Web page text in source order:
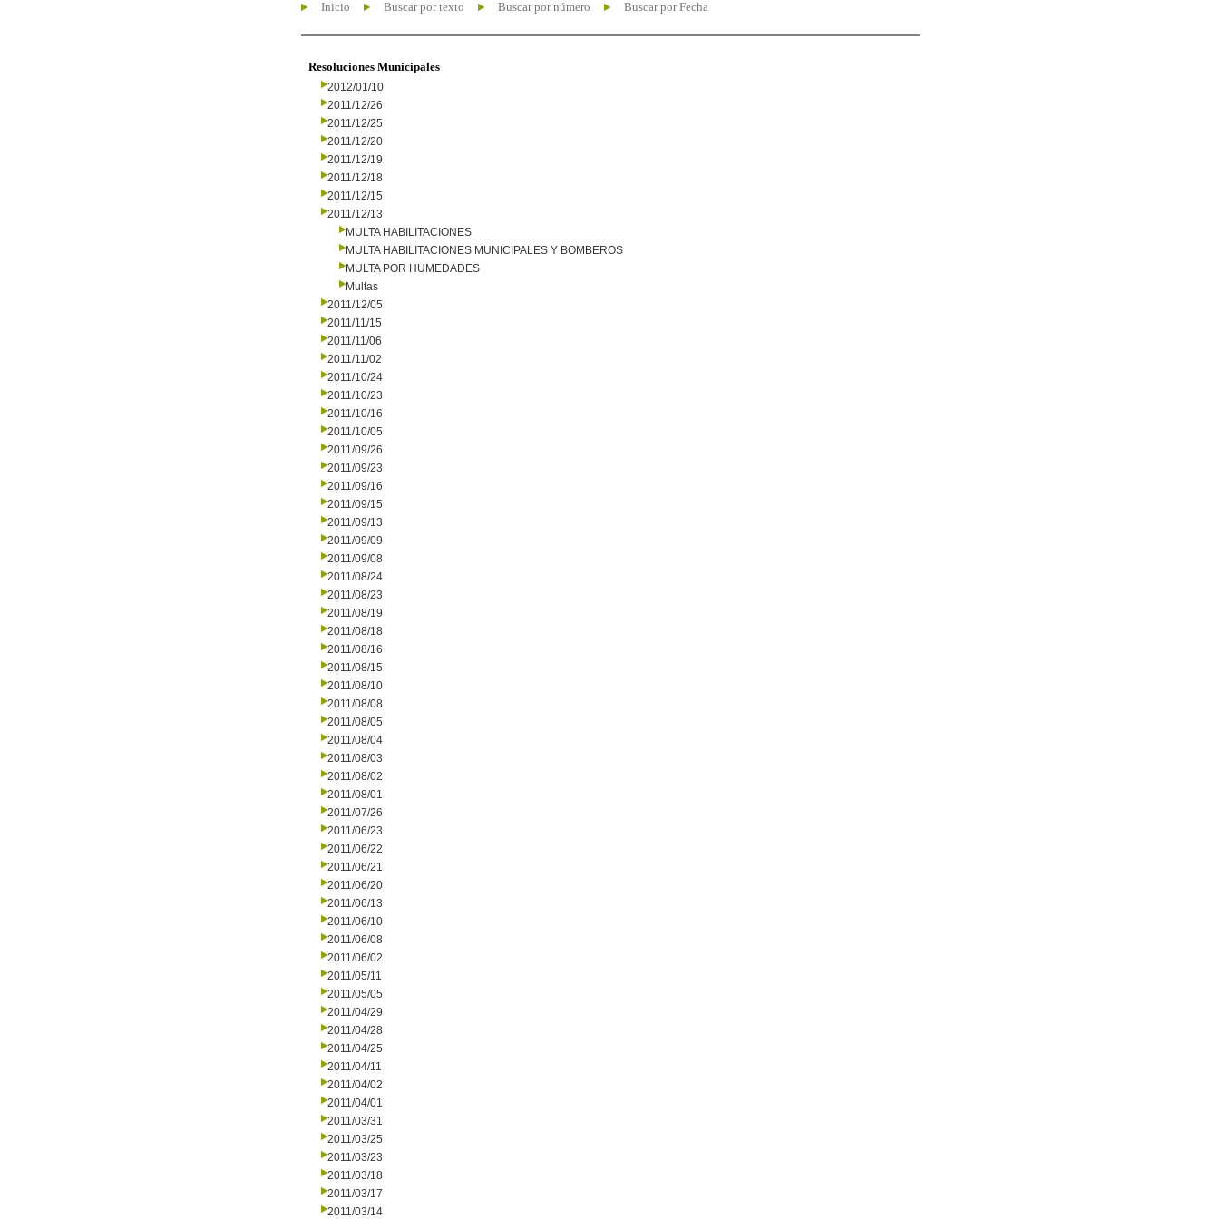
Inicio Buscar por texto Buscar por número Buscar por Fecha
Resoluciones Municipales
2012/01/10
2011/12/26
2011/12/25
2011/12/20
2011/12/19
2011/12/18
2011/12/15
2011/12/13
MULTA HABILITACIONES
MULTA HABILITACIONES MUNICIPALES Y BOMBEROS
MULTA POR HUMEDADES
Multas
2011/12/05
2011/11/15
2011/11/06
2011/11/02
2011/10/24
2011/10/23
2011/10/16
2011/10/05
2011/09/26
2011/09/23
2011/09/16
2011/09/15
2011/09/13
2011/09/09
2011/09/08
2011/08/24
2011/08/23
2011/08/19
2011/08/18
2011/08/16
2011/08/15
2011/08/10
2011/08/08
2011/08/05
2011/08/04
2011/08/03
2011/08/02
2011/08/01
2011/07/26
2011/06/23
2011/06/22
2011/06/21
2011/06/20
2011/06/13
2011/06/10
2011/06/08
2011/06/02
2011/05/11
2011/05/05
2011/04/29
2011/04/28
2011/04/25
2011/04/11
2011/04/02
2011/04/01
2011/03/31
2011/03/25
2011/03/23
2011/03/18
2011/03/17
2011/03/14